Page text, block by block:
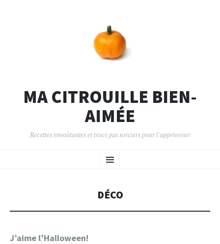
MA CITROUILLE BIEN-
AIMÉE
Recettes envoûtantes et trucs pas sorciers pour l'apprivoiser
DÉCO
J’aime l’Halloween!